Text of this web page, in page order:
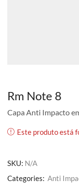
Rm Note 8
Capa Anti Impacto
Este produto está
SKU: N/A
Categories: Anti